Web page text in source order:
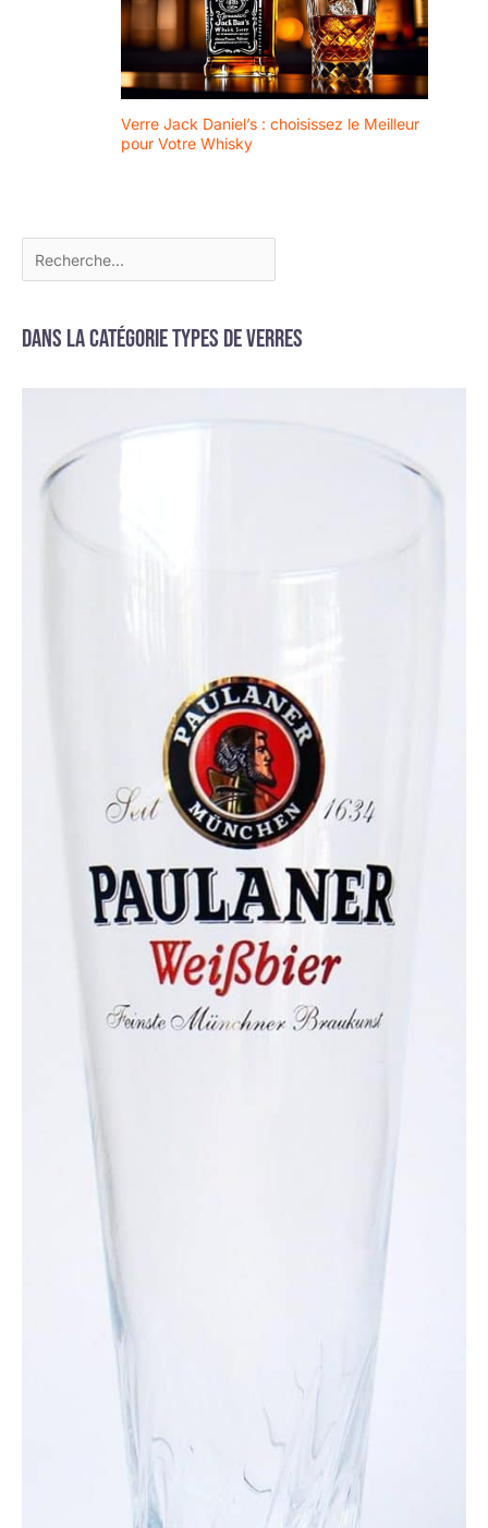
Verre Jack Daniel’s : choisissez le Meilleur
pour Votre Whisky
Dans la catégorie Types de verres